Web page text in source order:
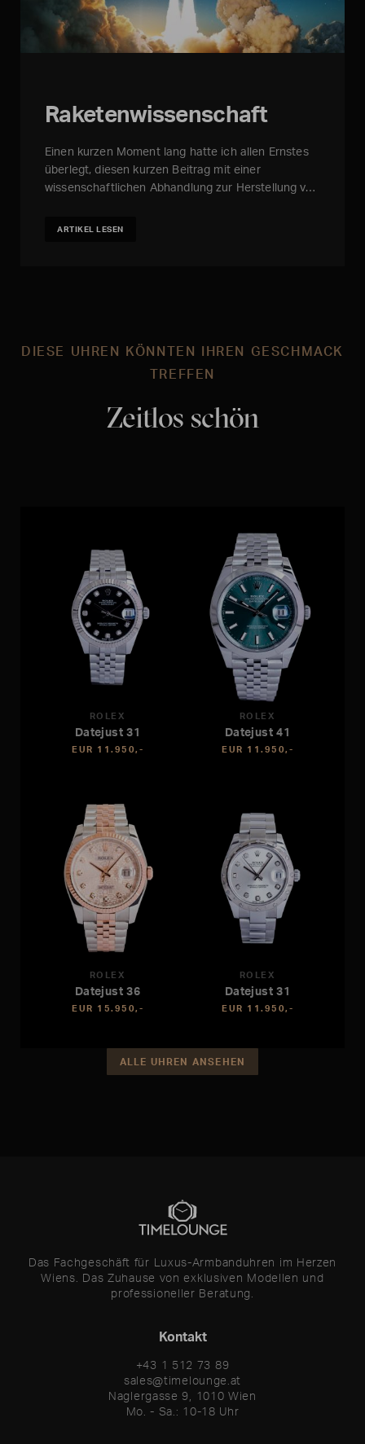
Raketenwissenschaft
Einen kurzen Moment lang hatte ich allen Ernstes
überlegt, diesen kurzen Beitrag mit einer
wissenschaftlichen Abhandlung zur Herstellung v…
ARTIKEL LESEN
DIESE UHREN KÖNNTEN IHREN GESCHMACK
TREFFEN
Zeitlos schön
ROLEX
Datejust 31
EUR 11.950,-
ROLEX
Datejust 41
EUR 11.950,-
ROLEX
Datejust 36
EUR 15.950,-
ROLEX
Datejust 31
EUR 11.950,-
ALLE UHREN ANSEHEN
Das Fachgeschäft für Luxus-Armbanduhren im Herzen
Wiens. Das Zuhause von exklusiven Modellen und
professioneller Beratung.
Kontakt
+43 1 512 73 89
sales@timelounge.at
Naglergasse 9, 1010 Wien
Mo. - Sa.: 10-18 Uhr